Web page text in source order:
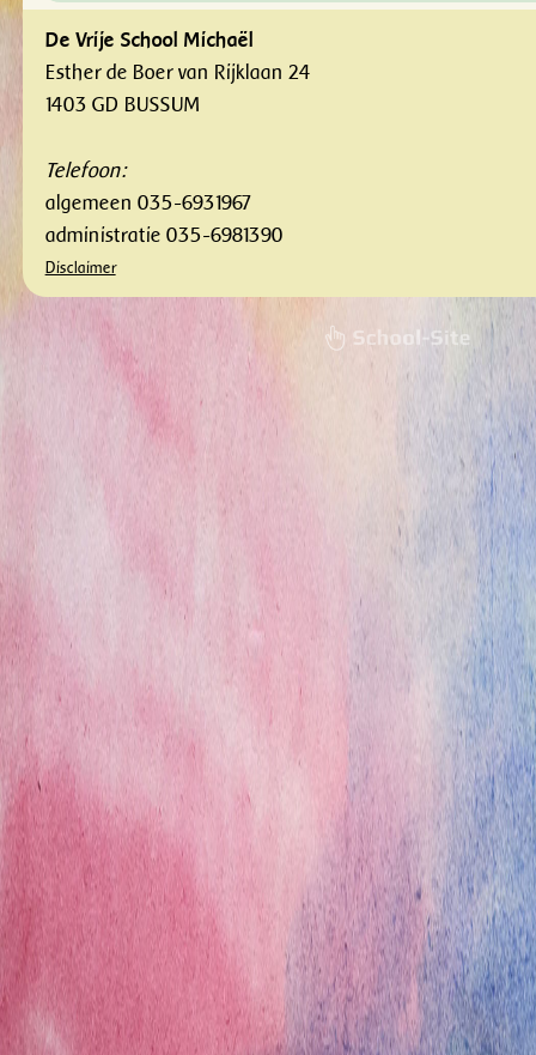
De Vrije School Michaël
Esther de Boer van Rijklaan 24
1403 GD BUSSUM
Telefoon:
algemeen 035-6931967
administratie 035-6981390
Disclaimer